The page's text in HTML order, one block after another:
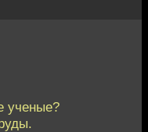
ученые?